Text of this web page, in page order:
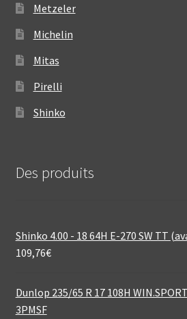
Metzeler
Michelin
Mitas
Pirelli
Shinko
Des produits
Shinko 4.00 - 18 64H E-270 SW TT
109,76€
Dunlop 235/65 R 17 108H WIN.SPORT
3PMSF